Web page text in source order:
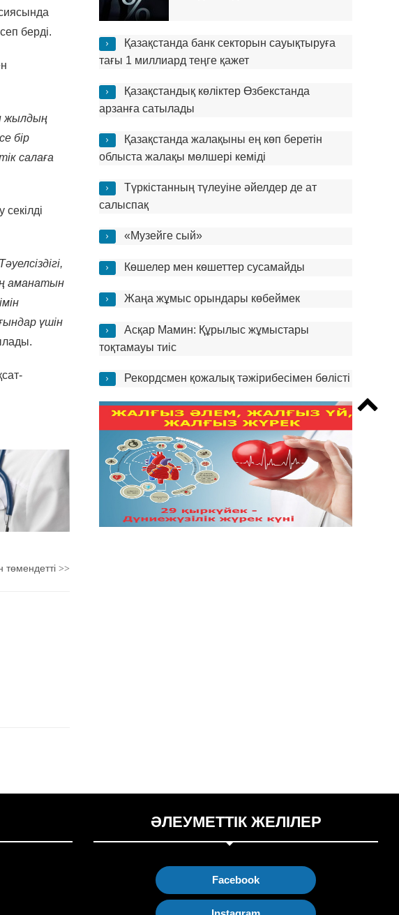
берді.
жылдың
бір
салаға
аманатын
үшін
төмендетті >>
Қазақстанда банк секторын сауықтыруға
тағы 1 миллиард теңге қажет
Қазақстандық көліктер Өзбекстанда
арзанға сатылады
Қазақстанда жалақыны ең көп беретін
облыста жалақы мөлшері кеміді
Түркістанның түлеуіне әйелдер де ат
салыспақ
«Музейге сый»
Көшелер мен көшеттер сусамайды
Жаңа жұмыс орындары көбеймек
Асқар Мамин: Құрылыс жұмыстары
тоқтамауы тиіс
Рекордсмен қожалық тәжірибесімен бөлісті
ӘЛЕУМЕТТІК ЖЕЛІЛЕР
Facebook